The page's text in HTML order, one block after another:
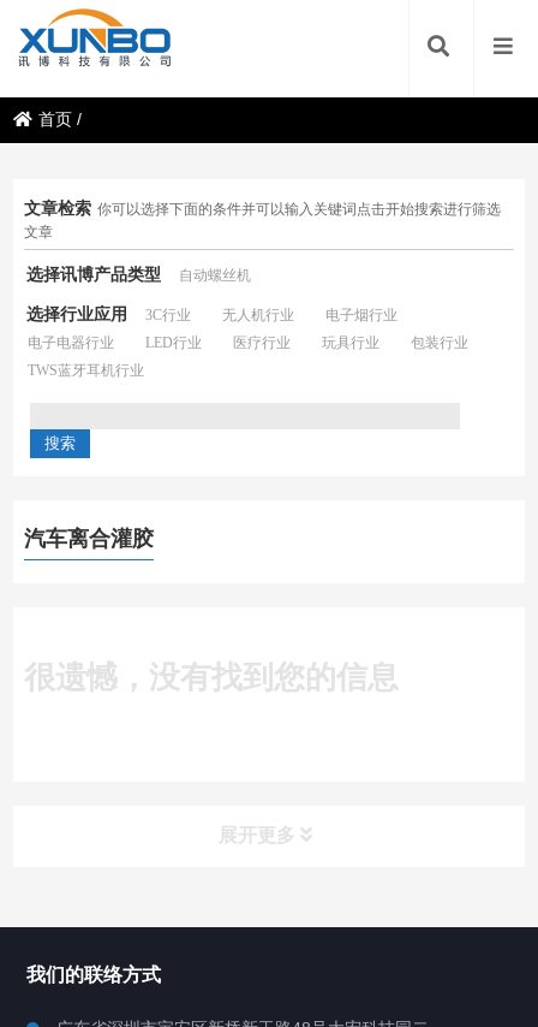
首页 /
文章检索 你可以选择下面的条件并可以输入关键词点击开始搜索进行筛选
文章
选择讯博产品类型 自动螺丝机
选择行业应用 3C行业 无人机行业
电子烟行业
电子电器行业
LED行业 医疗行业 玩具行业
包装行业
TWS蓝牙耳机行业
汽车离合灌胶
很遗憾，没有找到您的信息
展开更多
我们的联络方式